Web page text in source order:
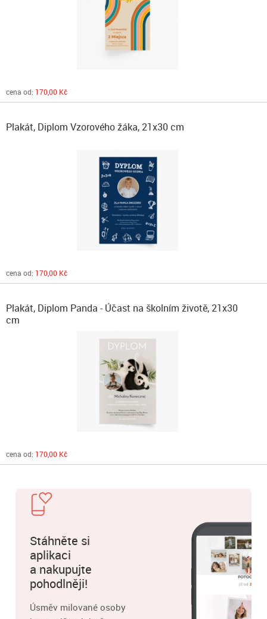
cena od: 170,00 Kč
Plakát, Diplom Vzorového žáka, 21x30 cm
cena od: 170,00 Kč
Plakát, Diplom Panda - Účast na školním životě, 21x30
cm
cena od: 170,00 Kč
Stáhněte si
aplikaci
a nakupujte
pohodlněji!
Úsměv milované osoby